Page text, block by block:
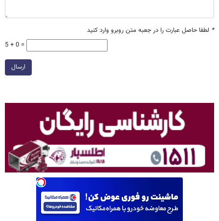
* لطفا حاصل عبارت را در جعبه متن روبرو وارد کنید
5 + 0 =
ارسال